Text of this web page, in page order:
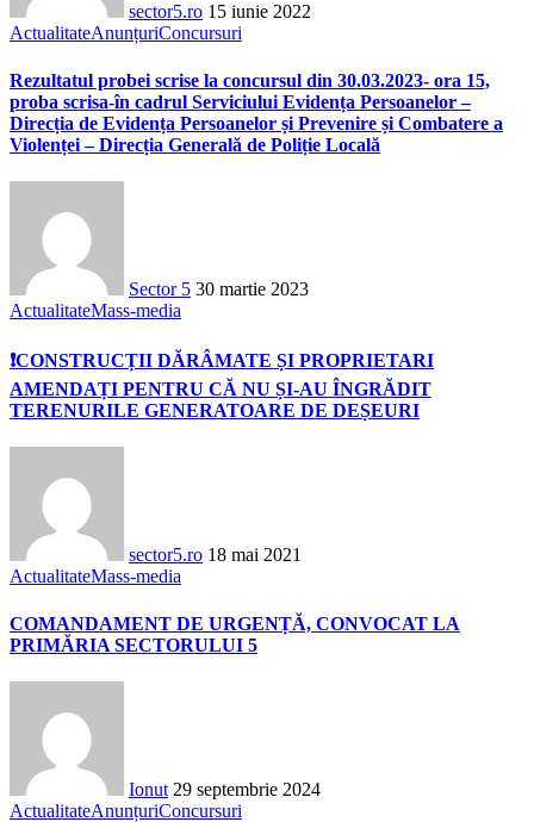
sector5.ro 15 iunie 2022
ActualitateAnunțuriConcursuri
Rezultatul probei scrise la concursul din 30.03.2023- ora 15,
proba scrisa-în cadrul Serviciului Evidența Persoanelor –
Direcția de Evidența Persoanelor și Prevenire și Combatere a
Violenței – Direcția Generală de Poliție Locală
Sector 5 30 martie 2023
ActualitateMass-media
❗CONSTRUCȚII DĂRÂMATE ȘI PROPRIETARI
AMENDAȚI PENTRU CĂ NU ȘI-AU ÎNGRĂDIT
TERENURILE GENERATOARE DE DEȘEURI
sector5.ro 18 mai 2021
ActualitateMass-media
COMANDAMENT DE URGENȚĂ, CONVOCAT LA
PRIMĂRIA SECTORULUI 5
Ionut 29 septembrie 2024
ActualitateAnunțuriConcursuri